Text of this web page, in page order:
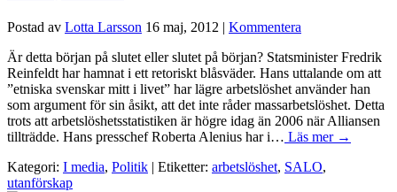
Postad av Lotta Larsson 16 maj, 2012 | Kommentera
Är detta början på slutet eller slutet på början? Statsminister Fredrik
Reinfeldt har hamnat i ett retoriskt blåsväder. Hans uttalande om att
”etniska svenskar mitt i livet” har lägre arbetslöshet använder han
som argument för sin åsikt, att det inte råder massarbetslöshet. Detta
trots att arbetslöshetsstatistiken är högre idag än 2006 när Alliansen
tillträdde. Hans presschef Roberta Alenius har i… Läs mer →
Kategori: I media, Politik | Etiketter: arbetslöshet, SALO,
utanförskap